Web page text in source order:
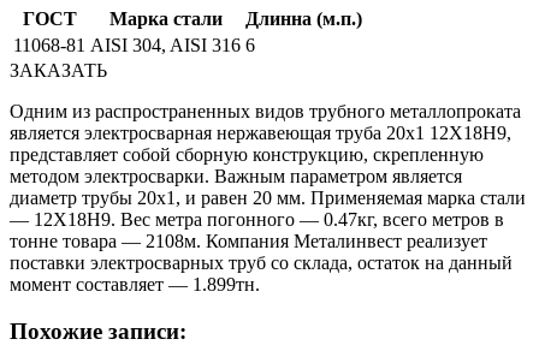
ГОСТ Марка стали
Длинна (м.п.)
11068-81 AISI 304, AISI 316 6
ЗАКАЗАТЬ
Одним из распространенных видов трубного металлопроката
является электросварная нержавеющая труба 20х1 12Х18Н9,
представляет собой сборную конструкцию, скрепленную
методом электросварки. Важным параметром является
диаметр трубы 20х1, и равен 20 мм. Применяемая марка стали
— 12Х18Н9. Вес метра погонного — 0.47кг, всего метров в
тонне товара — 2108м. Компания Металинвест реализует
поставки электросварных труб со склада, остаток на данный
момент составляет — 1.899тн.
Похожие записи: